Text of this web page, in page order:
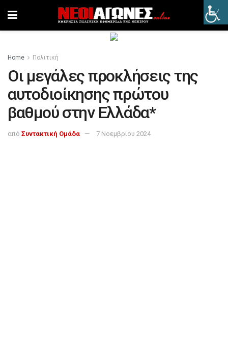
Home Πολιτική
Οι μεγάλες προκλήσεις της
αυτοδιοίκησης πρώτου
βαθμού στην Ελλάδα*
από Συντακτική Ομάδα 7 Νοεμβρίου 2024